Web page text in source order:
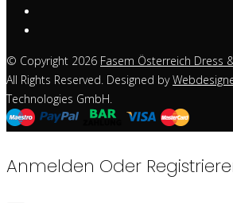
© Copyright 2026 Fasem Österreich Dress
All Rights Reserved. Designed by
Technologies GmbH.
Anmelden Oder